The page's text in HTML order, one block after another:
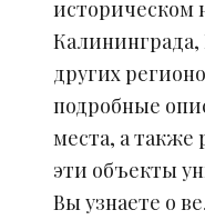
историческом
Калининграда,
других
подробные
места, а также
эти объекты
Вы узнаете о